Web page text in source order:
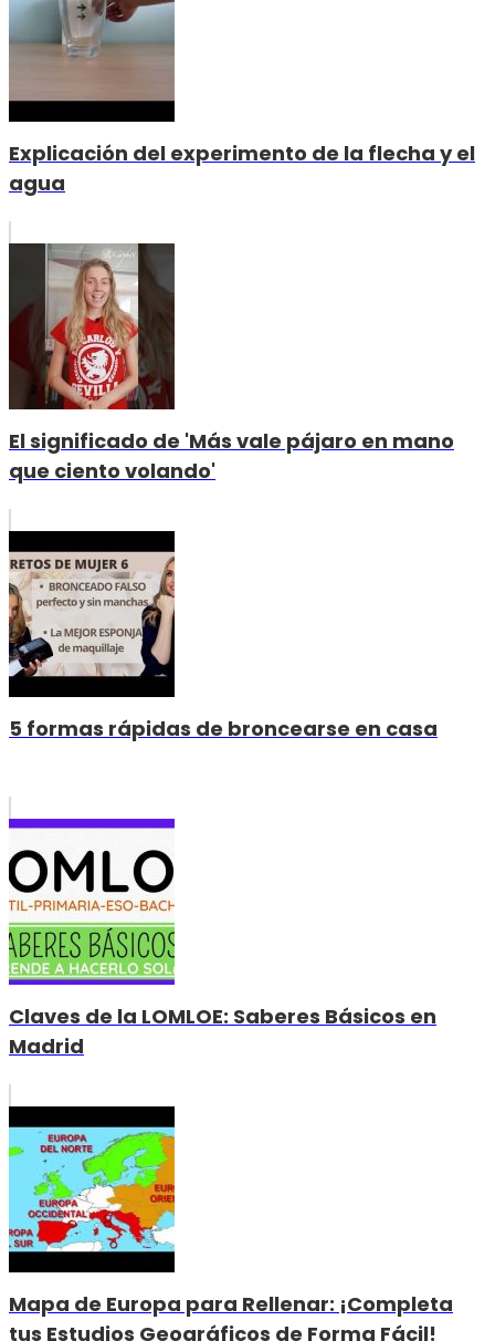
Explicación del experimento de la flecha y el
agua
El significado de 'Más vale pájaro en mano
que ciento volando'
5 formas rápidas de broncearse en casa
Claves de la LOMLOE: Saberes Básicos en
Madrid
Mapa de Europa para Rellenar: ¡Completa
tus Estudios Geográficos de Forma Fácil!